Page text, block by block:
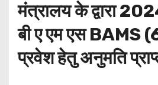
मंत्रालय के द्वारा
बी ए एम एस BAMS
प्रवेश हेतु अनुमति